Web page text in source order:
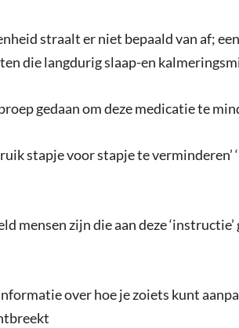
straalt er niet bepaald van af;
die langdurig slaap-en
gedaan om deze medicatie te
stapje voor stapje te
mensen zijn die aan deze
over hoe je zoiets kunt